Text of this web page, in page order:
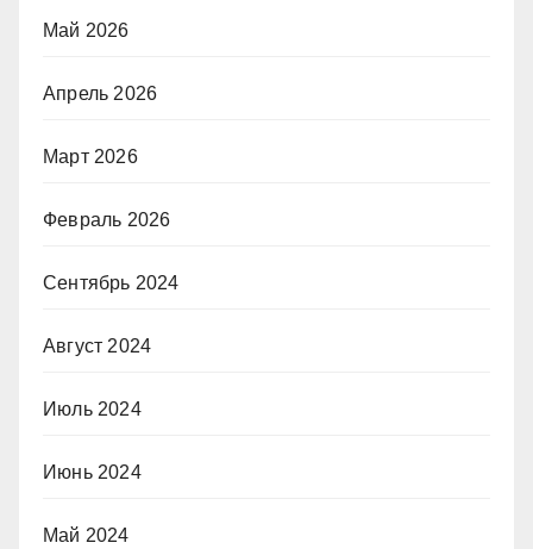
Май 2026
Апрель 2026
Март 2026
Февраль 2026
Сентябрь 2024
Август 2024
Июль 2024
Июнь 2024
Май 2024